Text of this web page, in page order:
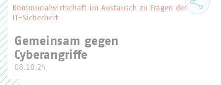
Kommunalwirtschaft im Austausch zu Fragen der
IT-Sicherheit
Gemeinsam gegen
Cyberangriffe
08.10.24